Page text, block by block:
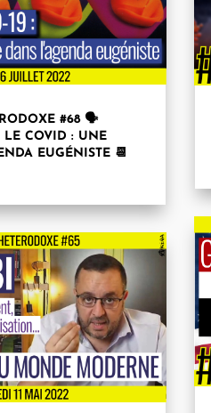
#68 🗣
LE COVID : UNE
EUGÉNISTE 📆